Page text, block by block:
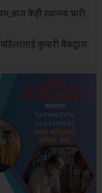
केही स्थानमा भारी
कुमारी बैंकद्वारा